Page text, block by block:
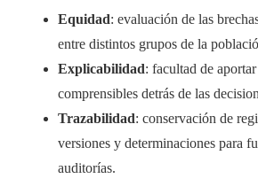
Equidad: evaluación de las
entre distintos grupos de la
Explicabilidad: facultad de
comprensibles detrás de las
Trazabilidad: conservación de
versiones y determinaciones para
auditorías.